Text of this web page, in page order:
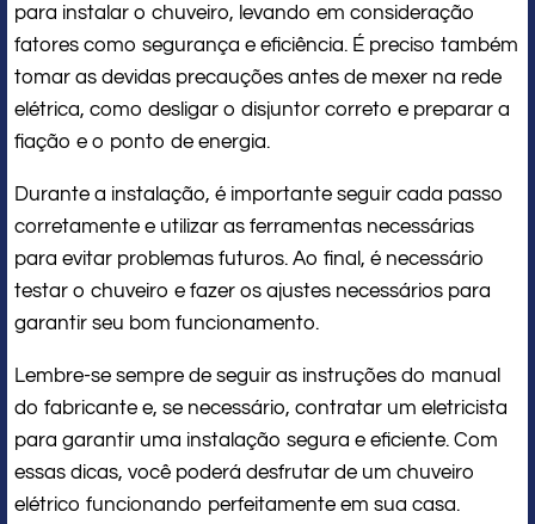
para instalar o chuveiro, levando em consideração
fatores como segurança e eficiência. É preciso também
tomar as devidas precauções antes de mexer na rede
elétrica, como desligar o disjuntor correto e preparar a
fiação e o ponto de energia.
Durante a instalação, é importante seguir cada passo
corretamente e utilizar as ferramentas necessárias
para evitar problemas futuros. Ao final, é necessário
testar o chuveiro e fazer os ajustes necessários para
garantir seu bom funcionamento.
Lembre-se sempre de seguir as instruções do manual
do fabricante e, se necessário, contratar um eletricista
para garantir uma instalação segura e eficiente. Com
essas dicas, você poderá desfrutar de um chuveiro
elétrico funcionando perfeitamente em sua casa.